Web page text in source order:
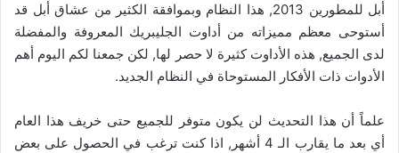
أبل للمطورين 2013, هذا النظام وبموافقة الكثير من عشاق أبل قد
أستوحى معظم مميزاته من أداوت الجليبريك المعروفة والمفضلة
لدى الجميع, هذه الأداوت كثيرة لا حصر لها, لكن جمعنا لكم اليوم أهم
الأدوات ذات الأفكار المستوحاة في النظام الجديد.
علماً أن هذا التحديث لن يكون متوفر للجميع حتى خريف هذا العام
أي بعد ما يقارب الـ 4 أشهر, اذا كنت ترغب في الحصول على بعض